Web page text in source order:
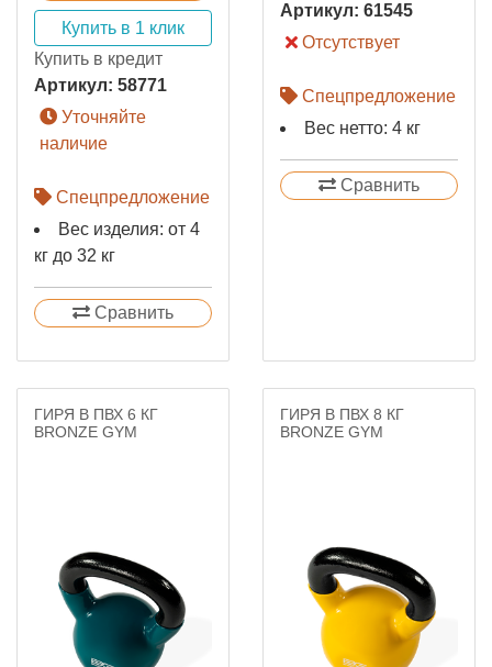
Купить в 1 клик
Купить в кредит
Артикул: 58771
Уточняйте
наличие
Спецпредложение
Вес изделия: от 4
кг до 32 кг
Сравнить
Артикул: 61545
Отсутствует
Спецпредложение
Вес нетто: 4 кг
Сравнить
ГИРЯ В ПВХ 6 КГ
BRONZE GYM
ГИРЯ В ПВХ 8 КГ
BRONZE GYM